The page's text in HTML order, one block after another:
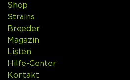
Shop
Strains
Breeder
Magazin
Listen
Hilfe-Center
Kontakt